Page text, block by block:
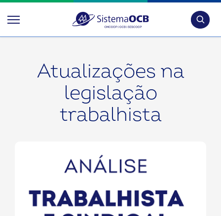
Atualizações na
legislação
trabalhista